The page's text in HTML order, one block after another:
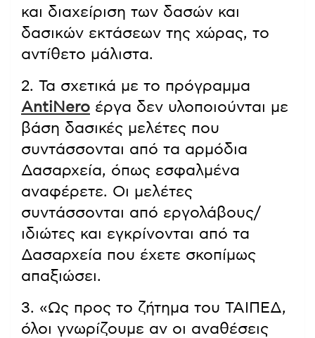
και διαχείριση των δασών και
δασικών εκτάσεων της χώρας, το
αντίθετο μάλιστα.
2. Τα σχετικά με το πρόγραμμα
AntiNero έργα δεν υλοποιούνται με
βάση δασικές μελέτες που
συντάσσονται από τα αρμόδια
Δασαρχεία, όπως εσφαλμένα
αναφέρετε. Οι μελέτες
συντάσσονται από εργολάβους/
ιδιώτες και εγκρίνονται από τα
Δασαρχεία που έχετε σκοπίμως
απαξιώσει.
3. «Ως προς το ζήτημα του ΤΑΙΠΕΔ,
όλοι γνωρίζουμε αν οι αναθέσεις